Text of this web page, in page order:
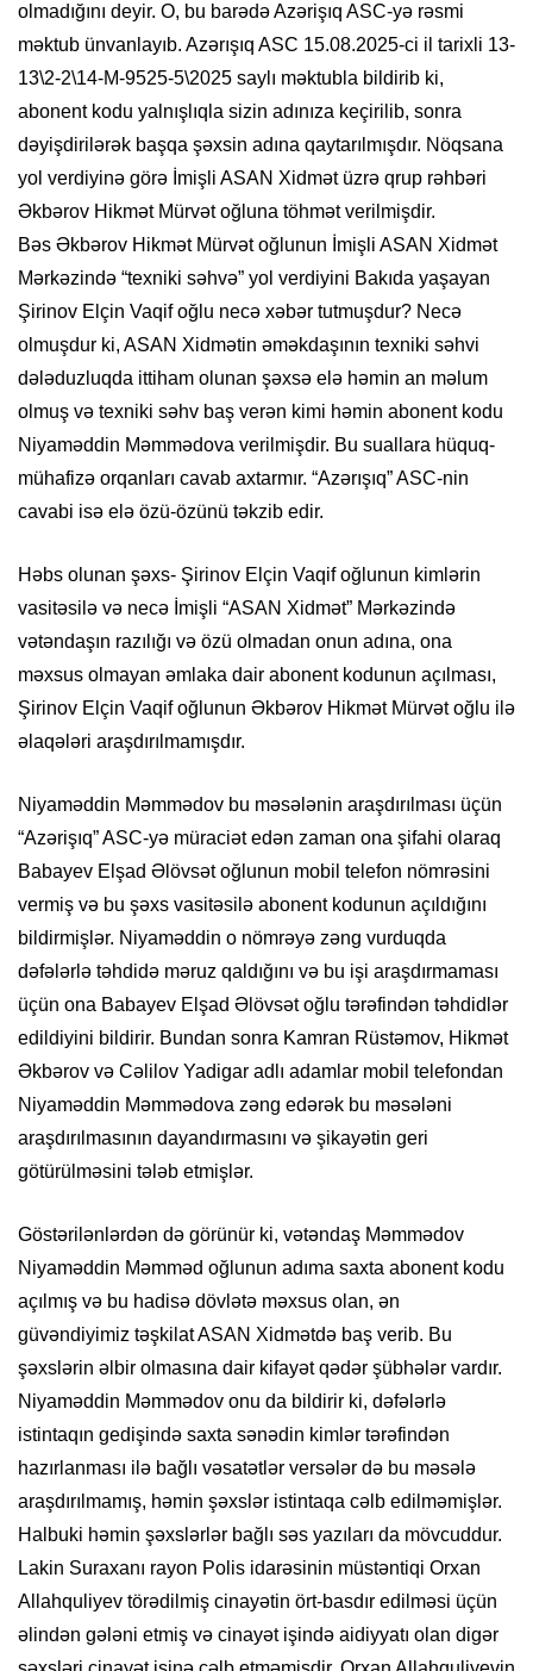
olmadığını deyir. O, bu barədə Azərişıq ASC-yə rəsmi
məktub ünvanlayıb. Azərışıq ASC 15.08.2025-ci il tarixli 13-
13\2-2\14-M-9525-5\2025 saylı məktubla bildirib ki,
abonent kodu yalnışlıqla sizin adınıza keçirilib, sonra
dəyişdirilərək başqa şəxsin adına qaytarılmışdır. Nöqsana
yol verdiyinə görə İmişli ASAN Xidmət üzrə qrup rəhbəri
Əkbərov Hikmət Mürvət oğluna töhmət verilmişdir.
Bəs Əkbərov Hikmət Mürvət oğlunun İmişli ASAN Xidmət
Mərkəzində “texniki səhvə” yol verdiyini Bakıda yaşayan
Şirinov Elçin Vaqif oğlu necə xəbər tutmuşdur? Necə
olmuşdur ki, ASAN Xidmətin əməkdaşının texniki səhvi
dələduzluqda ittiham olunan şəxsə elə həmin an məlum
olmuş və texniki səhv baş verən kimi həmin abonent kodu
Niyaməddin Məmmədova verilmişdir. Bu suallara hüquq-
mühafizə orqanları cavab axtarmır. “Azərışıq” ASC-nin
cavabi isə elə özü-özünü təkzib edir.
Həbs olunan şəxs- Şirinov Elçin Vaqif oğlunun kimlərin
vasitəsilə və necə İmişli “ASAN Xidmət” Mərkəzində
vətəndaşın razılığı və özü olmadan onun adına, ona
məxsus olmayan əmlaka dair abonent kodunun açılması,
Şirinov Elçin Vaqif oğlunun Əkbərov Hikmət Mürvət oğlu ilə
əlaqələri araşdırılmamışdır.
Niyaməddin Məmmədov bu məsələnin araşdırılması üçün
“Azərişıq” ASC-yə müraciət edən zaman ona şifahi olaraq
Babayev Elşad Əlövsət oğlunun mobil telefon nömrəsini
vermiş və bu şəxs vasitəsilə abonent kodunun açıldığını
bildirmişlər. Niyaməddin o nömrəyə zəng vurduqda
dəfələrlə təhdidə məruz qaldığını və bu işi araşdırmaması
üçün ona Babayev Elşad Əlövsət oğlu tərəfindən təhdidlər
edildiyini bildirir. Bundan sonra Kamran Rüstəmov, Hikmət
Əkbərov və Cəlilov Yadigar adlı adamlar mobil telefondan
Niyaməddin Məmmədova zəng edərək bu məsələni
araşdırılmasının dayandırmasını və şikayətin geri
götürülməsini tələb etmişlər.
Göstərilənlərdən də görünür ki, vətəndaş Məmmədov
Niyaməddin Məmməd oğlunun adıma saxta abonent kodu
açılmış və bu hadisə dövlətə məxsus olan, ən
güvəndiyimiz təşkilat ASAN Xidmətdə baş verib. Bu
şəxslərin əlbir olmasına dair kifayət qədər şübhələr vardır.
Niyaməddin Məmmədov onu da bildirir ki, dəfələrlə
istintaqın gedişində saxta sənədin kimlər tərəfindən
hazırlanması ilə bağlı vəsatətlər versələr də bu məsələ
araşdırılmamış, həmin şəxslər istintaqa cəlb edilməmişlər.
Halbuki həmin şəxslərlər bağlı səs yazıları da mövcuddur.
Lakin Suraxanı rayon Polis idarəsinin müstəntiqi Orxan
Allahquliyev törədilmiş cinayətin ört-basdır edilməsi üçün
əlindən gələni etmiş və cinayət işində aidiyyatı olan digər